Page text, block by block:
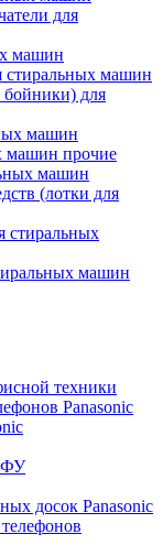
для
машин
стиральных машин
бойники) для
машин
машин прочие
машин
(лотки для
стиральных
машин
техники
Panasonic
досок Panasonic